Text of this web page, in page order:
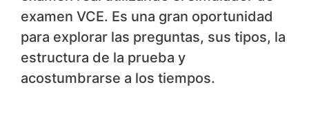
examen VCE. Es una gran oportunidad
para explorar las preguntas, sus tipos, la
estructura de la prueba y
acostumbrarse a los tiempos.